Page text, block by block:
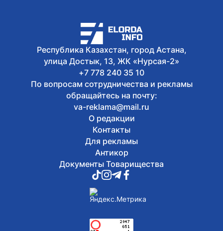
Республика Казахстан, город Астана,
улица Достык, 13, ЖК «Нурсая-2»
+7 778 240 35 10
По вопросам сотрудничества и рекламы
обращайтесь на почту:
va-reklama@mail.ru
О редакции
Контакты
Для рекламы
Антикор
Документы Товарищества